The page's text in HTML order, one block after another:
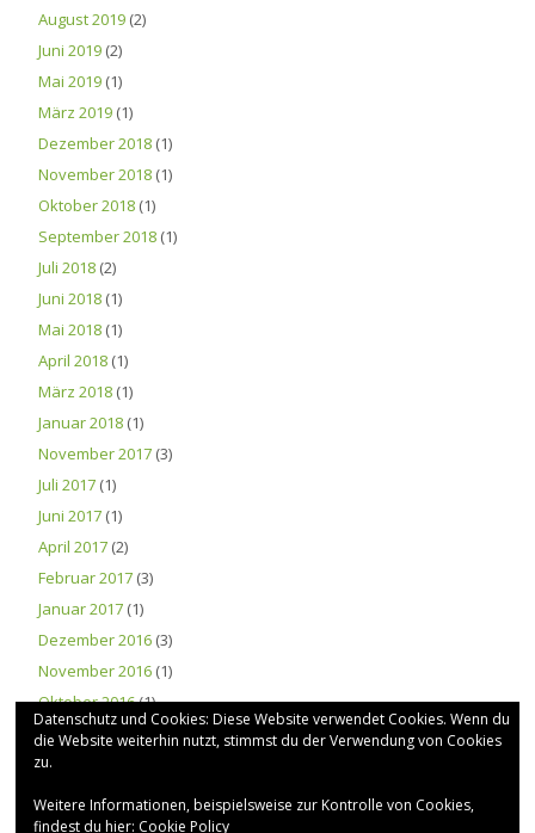
August 2019 (2)
Juni 2019 (2)
Mai 2019 (1)
März 2019 (1)
Dezember 2018 (1)
November 2018 (1)
Oktober 2018 (1)
September 2018 (1)
Juli 2018 (2)
Juni 2018 (1)
Mai 2018 (1)
April 2018 (1)
März 2018 (1)
Januar 2018 (1)
November 2017 (3)
Juli 2017 (1)
Juni 2017 (1)
April 2017 (2)
Februar 2017 (3)
Januar 2017 (1)
Dezember 2016 (3)
November 2016 (1)
Oktober 2016(1)
BILDERGALERIE
Datenschutz und Cookies: Diese Website verwendet Cookies. Wenn du
die Website weiterhin nutzt, stimmst du der Verwendung von Cookies
zu.
Weitere Informationen, beispielsweise zur Kontrolle von Cookies,
findest du hier: Cookie Policy